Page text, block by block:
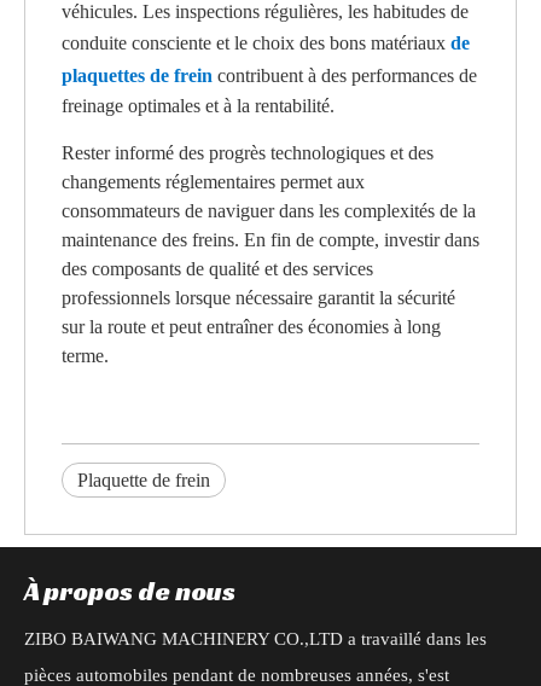
véhicules. Les inspections régulières, les habitudes de
conduite consciente et le choix des bons matériaux de
plaquettes de frein contribuent à des performances de
freinage optimales et à la rentabilité.
Rester informé des progrès technologiques et des
changements réglementaires permet aux
consommateurs de naviguer dans les complexités de la
maintenance des freins. En fin de compte, investir dans
des composants de qualité et des services
professionnels lorsque nécessaire garantit la sécurité
sur la route et peut entraîner des économies à long
terme.
Plaquette de frein
À propos de nous
ZIBO BAIWANG MACHINERY CO.,LTD a travaillé dans les
pièces automobiles pendant de nombreuses années, s'est